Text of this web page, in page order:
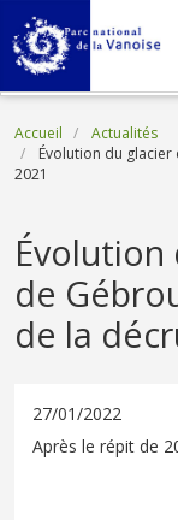
Aller au contenu
Fil d'Ariane
Accueil
Actualités
Évolution du
2021
Évolution
de
de la
27/01/2022
Après le répit de